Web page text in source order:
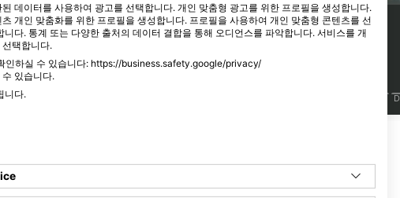
66목격 14목격
D
데이터를 사용하여 광고를 선택합니다. 개인 맞춤형 광고를 위한 프로필을 생성합니다.
개인 맞춤화를 위한 프로필을 생성합니다. 프로필을 사용하여 개인 맞춤형 콘텐츠를 선
다. 통계 또는 다양한 출처의 데이터 결합을 통해 오디언스를 파악합니다. 서비스를 개
택합니다.
인하실 수 있습니다: https://business.safety.google/privacy/
있습니다.
니다.